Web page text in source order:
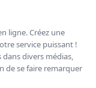
ligne. Créez une
service puissant !
divers médias,
de se faire remarquer